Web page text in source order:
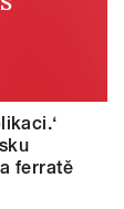
ferratě